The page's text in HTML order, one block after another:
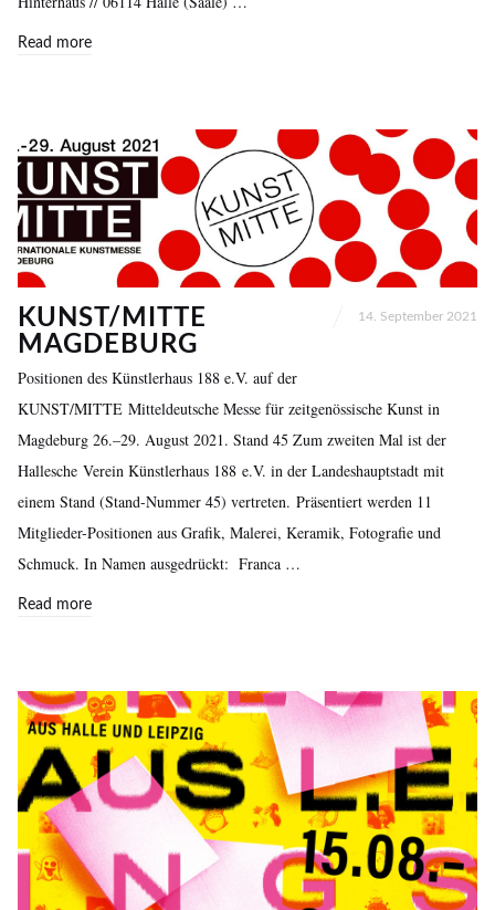
Read more
KUNST/MITTE
MAGDEBURG
14. September 2021
Positionen des Künstlerhaus 188 e.V. auf der
KUNST/MITTE Mitteldeutsche Messe für zeitgenössische Kunst in
Magdeburg 26.–29. August 2021. Stand 45 Zum zweiten Mal ist der
Hallesche Verein Künstlerhaus 188 e.V. in der Landeshauptstadt mit
einem Stand (Stand-Nummer 45) vertreten. Präsentiert werden 11
Mitglieder-Positionen aus Grafik, Malerei, Keramik, Fotografie und
Schmuck. In Namen ausgedrückt: Franca …
Read more